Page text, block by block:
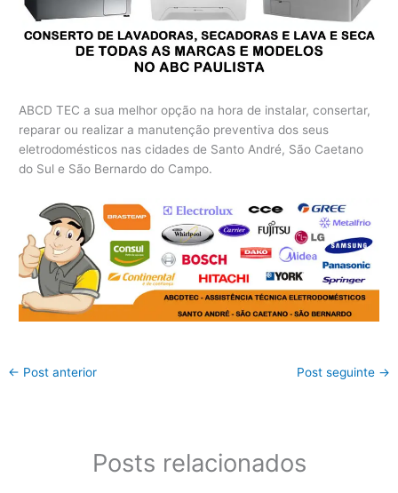
ABCD TEC a sua melhor opção na hora de instalar, consertar,
reparar ou realizar a manutenção preventiva dos seus
eletrodomésticos nas cidades de Santo André, São Caetano
do Sul e São Bernardo do Campo.
← Post anterior Post seguinte →
Posts relacionados